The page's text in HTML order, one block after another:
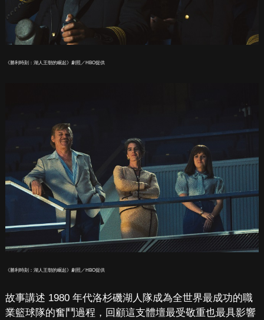
《勝利時刻：湖人王朝的崛起》劇照／HBO提供
《勝利時刻：湖人王朝的崛起》劇照／HBO提供
故事講述 1980 年代洛杉磯湖人隊成為全世界最成功的職
業籃球隊的奮鬥過程，回顧這支體壇最受敬重也最具影響